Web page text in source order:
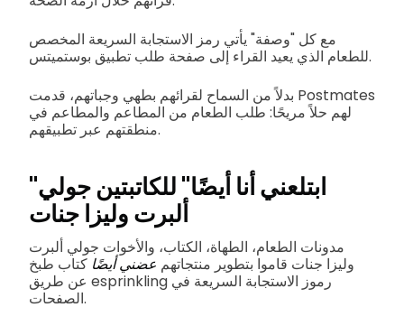
مع كل "وصفة" يأتي رمز الاستجابة السريعة المخصص
للطعام الذي يعيد القراء إلى صفحة طلب تطبيق بوستميتس.
بدلاً من السماح لقرائهم بطهي وجباتهم، قدمت Postmates
لهم حلاً مريحًا: طلب الطعام من المطاعم والمطاعم في
منطقتهم عبر تطبيقهم.
"ابتلعني أنا أيضًا" للكاتبتين جولي
ألبرت وليزا جنات
مدونات الطعام، الطهاة، الكتاب، والأخوات جولي ألبرت
وليزا جنات قاموا بتطوير منتجاتهم عضني أيضًا كتاب طبخ
عن طريق esprinkling رموز الاستجابة السريعة في
الصفحات.